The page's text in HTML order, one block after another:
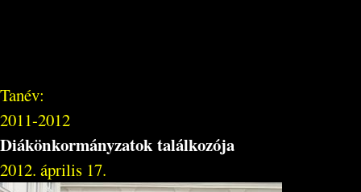
Tanév:
2011-2012
Diákönkormányzatok találkozója
2012. április 17.